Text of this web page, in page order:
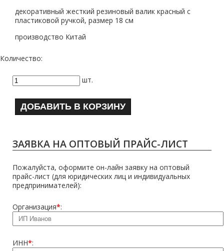
декоративный жесткий резиновый валик красный с
пластиковой ручкой, размер 18 см
производство Китай
Количество:
шт.
ДОБАВИТЬ В КОРЗИНУ
ЗАЯВКА НА ОПТОВЫЙ ПРАЙС-ЛИСТ
Пожалуйста, оформите он-лайн заявку на оптовый
прайс-лист (для юридических лиц и индивидуальных
предпринимателей):
Организация*:
ИНН*: